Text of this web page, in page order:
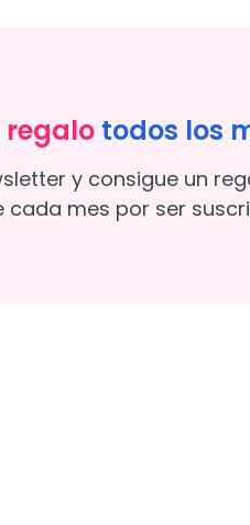
regalo todos los
y consigue un
cada mes por ser